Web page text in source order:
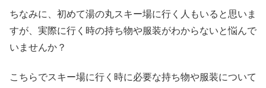
ちなみに、初めて湯の丸スキー場に行く人もいると思いま
すが、実際に行く時の持ち物や服装がわからないと悩んで
いませんか？
こちらでスキー場に行く時に必要な持ち物や服装について